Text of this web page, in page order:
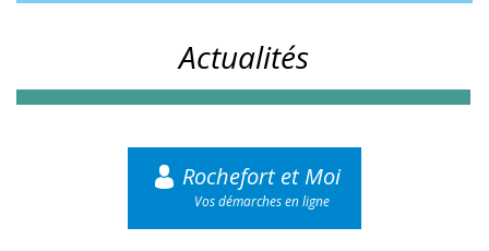
Actualités
Rochefort et Moi
Vos démarches en ligne